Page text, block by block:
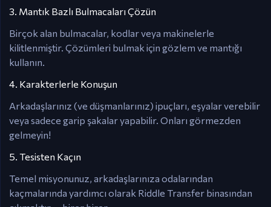
3. Mantık Bazlı Bulmacaları Çözün
Birçok alan bulmacalar, kodlar veya makinelerle
kilitlenmiştir. Çözümleri bulmak için gözlem ve mantığı
kullanın.
4. Karakterlerle Konuşun
Arkadaşlarınız (ve düşmanlarınız) ipuçları, eşyalar verebilir
veya sadece garip şakalar yapabilir. Onları görmezden
gelmeyin!
5. Tesisten Kaçın
Temel misyonunuz, arkadaşlarınıza odalarından
kaçmalarında yardımcı olarak Riddle Transfer binasından